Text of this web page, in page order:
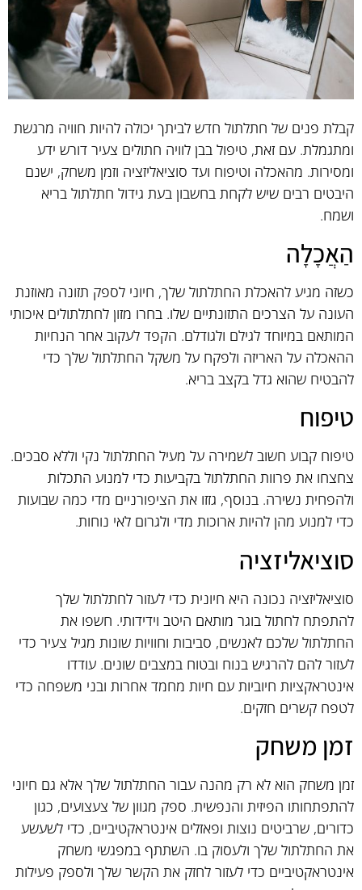
קבלת פנים של חתלתול חדש לביתך יכולה להיות חוויה מרגשת
ומתגמלת. עם זאת, טיפול בבן לוויה חתולים צעיר דורש ידע
ומסירות. מהאכלה וטיפוח ועד סוציאליזציה וזמן משחק, ישנם
היבטים רבים שיש לקחת בחשבון בעת גידול חתלתול בריא
ושמח.
הַאֲכָלָה
כשזה מגיע להאכלת החתלתול שלך, חיוני לספק תזונה מאוזנת
העונה על הצרכים התזונתיים שלו. בחרו מזון לחתלתולים איכותי
המותאם במיוחד לגילם ולגודלם. הקפד לעקוב אחר הנחיות
ההאכלה על האריזה ולפקח על משקל החתלתול שלך כדי
להבטיח שהוא גדל בקצב בריא.
טיפוח
טיפוח קבוע חשוב לשמירה על מעיל החתלתול נקי וללא סבכים.
צחצחו את פרוות החתלתול בקביעות כדי למנוע התכלות
ולהפחית נשירה. בנוסף, גזזו את הציפורניים מדי כמה שבועות
כדי למנוע מהן להיות ארוכות מדי ולגרום לאי נוחות.
סוציאליזציה
סוציאליזציה נכונה היא חיונית כדי לעזור לחתלתול שלך
להתפתח לחתול בוגר מותאם היטב וידידותי. חשפו את
החתלתול שלכם לאנשים, סביבות וחוויות שונות מגיל צעיר כדי
לעזור להם להרגיש בנוח ובטוח במצבים שונים. עודדו
אינטראקציות חיוביות עם חיות מחמד אחרות ובני משפחה כדי
לטפח קשרים חזקים.
זמן משחק
זמן משחק הוא לא רק מהנה עבור החתלתול שלך אלא גם חיוני
להתפתחותו הפיזית והנפשית. ספק מגוון של צעצועים, כגון
כדורים, שרביטים נוצות ופאזלים אינטראקטיביים, כדי לשעשע
את החתלתול שלך ולעסוק בו. השתתף במפגשי משחק
אינטראקטיביים כדי לעזור לחזק את הקשר שלך ולספק פעילות